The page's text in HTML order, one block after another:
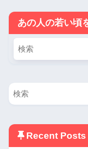
あの人の若い頃
Recent Posts